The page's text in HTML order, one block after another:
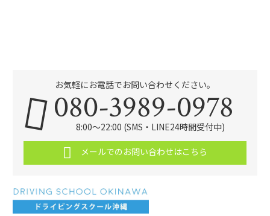
お気軽にお電話でお問い合わせください。
080-3989-0978
8:00～22:00 (SMS・LINE24時間受付中)
メールでのお問い合わせはこちら